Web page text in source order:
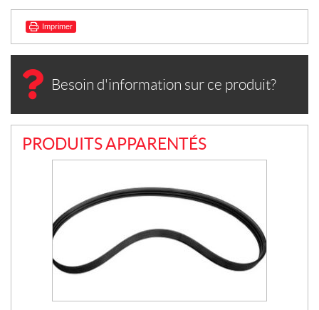
Imprimer
Besoin d'information sur ce produit?
PRODUITS APPARENTÉS